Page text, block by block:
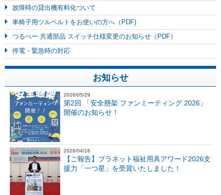
故障時の貸出機有料化ついて
車椅子用ツルベルトをお使いの方へ（PDF)
つるべー 共通部品 スイッチ仕様変更のお知らせ（PDF）
停電・緊急時の対応
お知らせ
2026/05/29
第2回 「安全懸架 ファンミーティング 2026」
開催のお知らせ！
2026/04/16
【ご報告】プラネット福祉用具アワード2026支
援力「一つ星」を受賞いたしました！